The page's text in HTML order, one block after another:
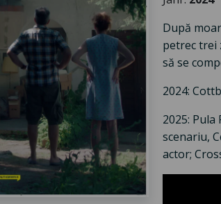
După
petrec trei
să se
2024:
2025:
scenariu,
actor;